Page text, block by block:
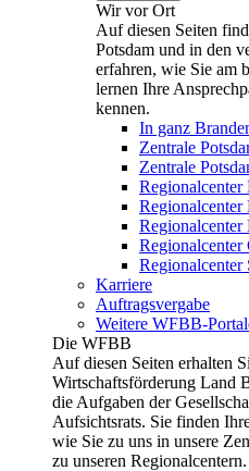
Wir vor Ort
Auf diesen Seiten
Potsdam und in den
erfahren, wie Sie am
lernen Ihre
kennen.
In ganz
Zentrale
Zentrale
Regionalcenter
Regionalcenter
Regionalcenter
Karriere
Auftragsvergabe
Weitere WFBB-
Die WFBB
Auf diesen Seiten erhalten
Wirtschaftsförderung Land
die Aufgaben der
Aufsichtsrats. Sie finden
wie Sie zu uns in unsere
zu unseren Regionalcentern.